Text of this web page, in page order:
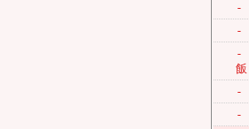
-
-
-
飯
-
-